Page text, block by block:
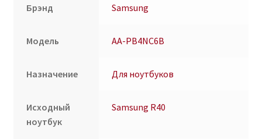
Брэнд Samsung
Модель AA-PB4NC6B
Назначение Для ноутбуков
Исходный
ноутбук
Samsung R40